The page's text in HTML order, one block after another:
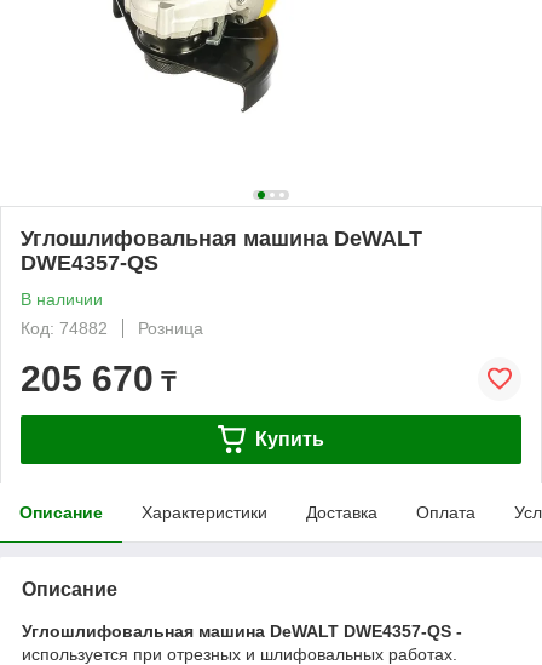
Углошлифовальная машина DeWALT
DWE4357-QS
В наличии
Код: 74882
Розница
205 670 ₸
Купить
Описание Характеристики Доставка Оплата
Описание
Углошлифовальная машина DeWALT DWE4357-QS -
используется при отрезных и шлифовальных работах.